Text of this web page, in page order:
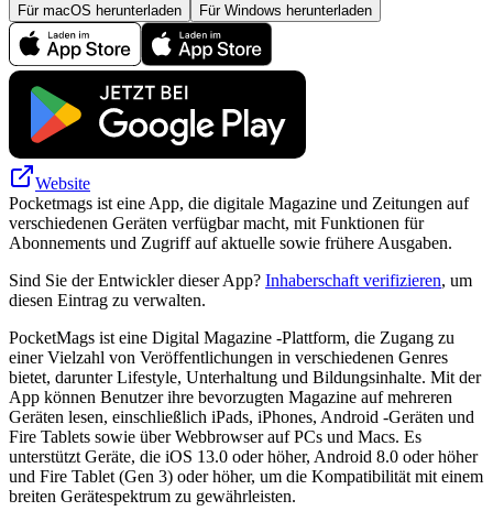
Für macOS herunterladen Für Windows herunterladen
Website
Pocketmags ist eine App, die digitale Magazine und Zeitungen auf
verschiedenen Geräten verfügbar macht, mit Funktionen für
Abonnements und Zugriff auf aktuelle sowie frühere Ausgaben.
Sind Sie der Entwickler dieser App? Inhaberschaft verifizieren, um
diesen Eintrag zu verwalten.
PocketMags ist eine Digital Magazine -Plattform, die Zugang zu
einer Vielzahl von Veröffentlichungen in verschiedenen Genres
bietet, darunter Lifestyle, Unterhaltung und Bildungsinhalte. Mit der
App können Benutzer ihre bevorzugten Magazine auf mehreren
Geräten lesen, einschließlich iPads, iPhones, Android -Geräten und
Fire Tablets sowie über Webbrowser auf PCs und Macs. Es
unterstützt Geräte, die iOS 13.0 oder höher, Android 8.0 oder höher
und Fire Tablet (Gen 3) oder höher, um die Kompatibilität mit einem
breiten Gerätespektrum zu gewährleisten.